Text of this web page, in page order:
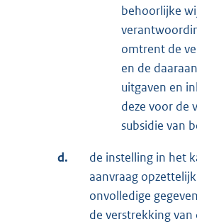
behoorlijke
omtrent de
en de
uitgaven en
deze voor de
subsidie van
d.
de instelling in het
aanvraag
onvolledige
de verstrekking van